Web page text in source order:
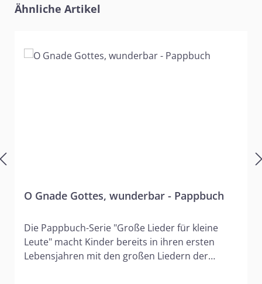
Produktgalerie überspringen
Ähnliche Artikel
O Gnade Gottes, wunderbar - Pappbuch
Die Pappbuch-Serie "Große Lieder für kleine
Leute" macht Kinder bereits in ihren ersten
Lebensjahren mit den großen Liedern der